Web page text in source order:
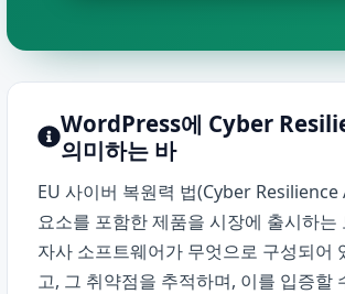
WordPress에 Cyber
의미하는 바
EU사이버 복원력 법(Cyber Resilience
요소를 포함한 제품을 시장에 출시하는
자사 소프트웨어가 무엇으로 구성되어
고, 그 취약점을 추적하며, 이를 입증할